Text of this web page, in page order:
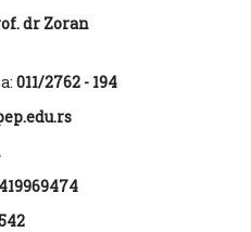
dr Zoran
011/2762 - 194
419969474